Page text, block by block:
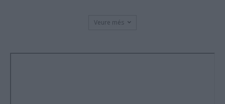
Veure més